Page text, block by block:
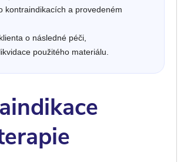
kontraindikacích a provedeném
o následné péči,
použitého materiálu.